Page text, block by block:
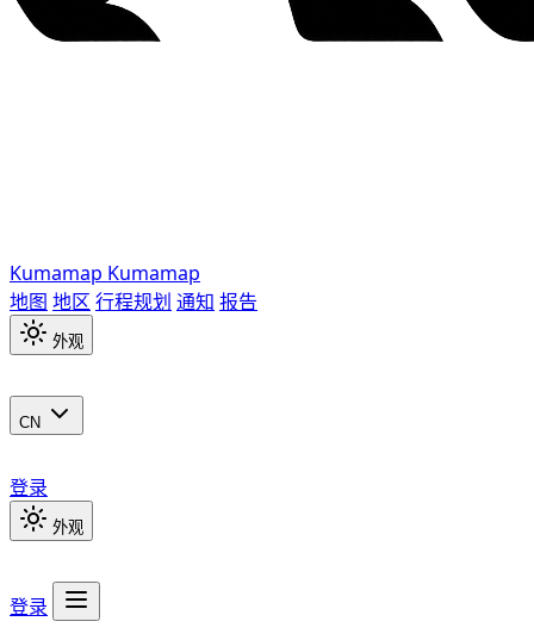
Kumamap Kumamap
地图 地区 行程规划 通知 报告
外观
CN
登录
外观
登录